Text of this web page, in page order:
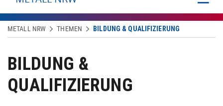
METALL NRW THEMEN BILDUNG & QUALIFIZIERUNG
BILDUNG &
QUALIFIZIERUNG